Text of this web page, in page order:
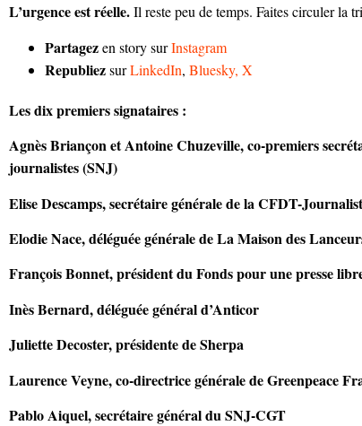
L’urgence est réelle.Il reste peu de temps. Faites circuler la
Partagezen story surInstagram
RepubliezsurLinkedIn, Bluesky, X
Les dix premiers signataires :
Agnès Briançon et Antoine Chuzeville, co-premiers
journalistes (SNJ)
Elise Descamps, secrétaire générale de la CFDT-
Elodie Nace, déléguée générale de La Maison des
François Bonnet, président du Fonds pour une presse
Inès Bernard, déléguée général d’Anticor
Juliette Decoster, présidente de Sherpa
Laurence Veyne, co-directrice générale de Greenpeace
Pablo Aiquel, secrétaire général du SNJ-CGT